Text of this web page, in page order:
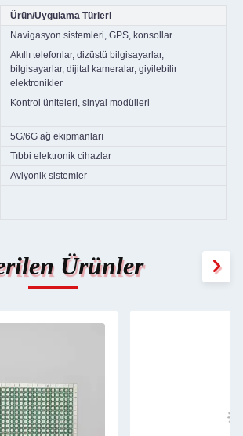
Ürün/Uygulama Türleri
Navigasyon sistemleri, GPS, konsollar
Akıllı telefonlar, dizüstü bilgisayarlar,
bilgisayarlar, dijital kameralar, giyilebilir
elektronikler
Kontrol üniteleri, sinyal modülleri
5G/6G ağ ekipmanları
Tıbbi elektronik cihazlar
Aviyonik sistemler
Ürünler